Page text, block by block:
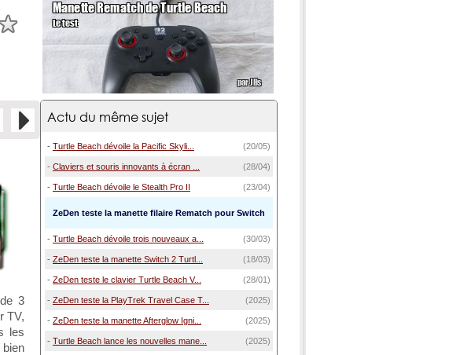
3
TV,
les
Actu du même sujet
- Turtle Beach dévoile la Pacific Skyli... (20/05)
- Claviers et souris innovants à écran ... (28/04)
- Turtle Beach dévoile le Stealth Pro II (23/04)
ZeDen teste la manette filaire Rematch pour Switch
- Turtle Beach dévoile trois nouveaux a... (30/03)
- ZeDen teste la manette Switch 2 Turtl... (18/03)
- ZeDen teste le clavier Turtle Beach V... (28/01)
- ZeDen teste la PlayTrek Travel Case T... (2025)
- ZeDen teste la manette Afterglow Igni... (2025)
- Turtle Beach lance les nouvelles mane... (2025)